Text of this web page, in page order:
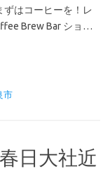
ずはコーヒーを！レ
Brew Bar ショ…
市
日大社近